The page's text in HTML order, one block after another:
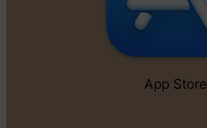
App Store